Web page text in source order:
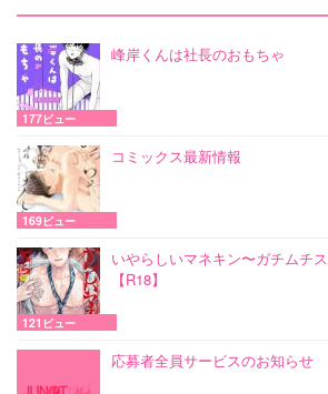
峰岸くんは社長のおもちゃ
177ビュー
コミックス最新情報
169ビュー
いやらしいマネキン〜ガチムチ
【R18】
121ビュー
応募者全員サービスのお知らせ